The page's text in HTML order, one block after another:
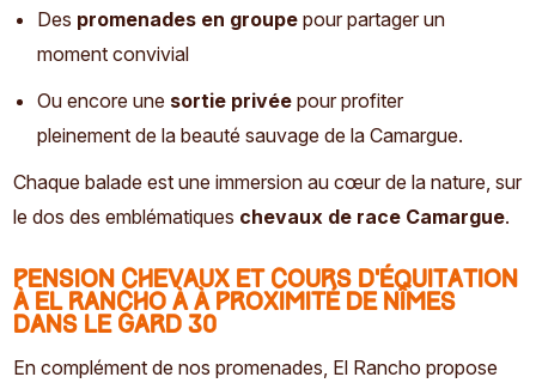
Des promenades en groupe pour partager un
moment convivial
Ou encore une sortie privée pour profiter
pleinement de la beauté sauvage de la Camargue.
Chaque balade est une immersion au cœur de la nature, sur
le dos des emblématiques chevaux de race Camargue.
Pension chevaux et cours d’équitation
à El Rancho à à proximité de Nîmes
dans le Gard 30
En complément de nos promenades, El Rancho propose